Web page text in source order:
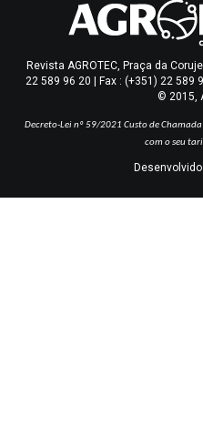
Revista AGROTEC, Praça da
22 589 96 20 | Fax : (+351) 22 589
© 2015,
Decreto-Lei nº 59/2021 Custo de
com o seu
Desenvolvido